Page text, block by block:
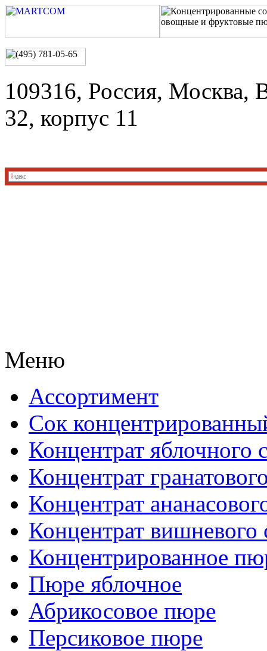
109316, Россия, Москва,
32, корпус 11
Меню
Ассортимент
Сок
Концентрат яблочного
Концентрат
Концентрат
Концентрат вишневого
Концентрированное
Пюре яблочное
Абрикосовое пюре
Персиковое пюре